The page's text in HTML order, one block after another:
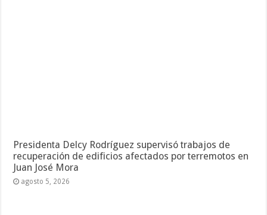
Presidenta Delcy Rodríguez supervisó trabajos de
recuperación de edificios afectados por terremotos en
Juan José Mora
agosto 5, 2026